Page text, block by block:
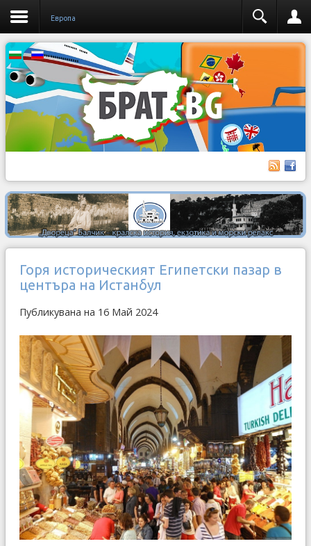
Европа
Горя историческият Египетски пазар в
центъра на Истанбул
Публикувана на 16 Май 2024